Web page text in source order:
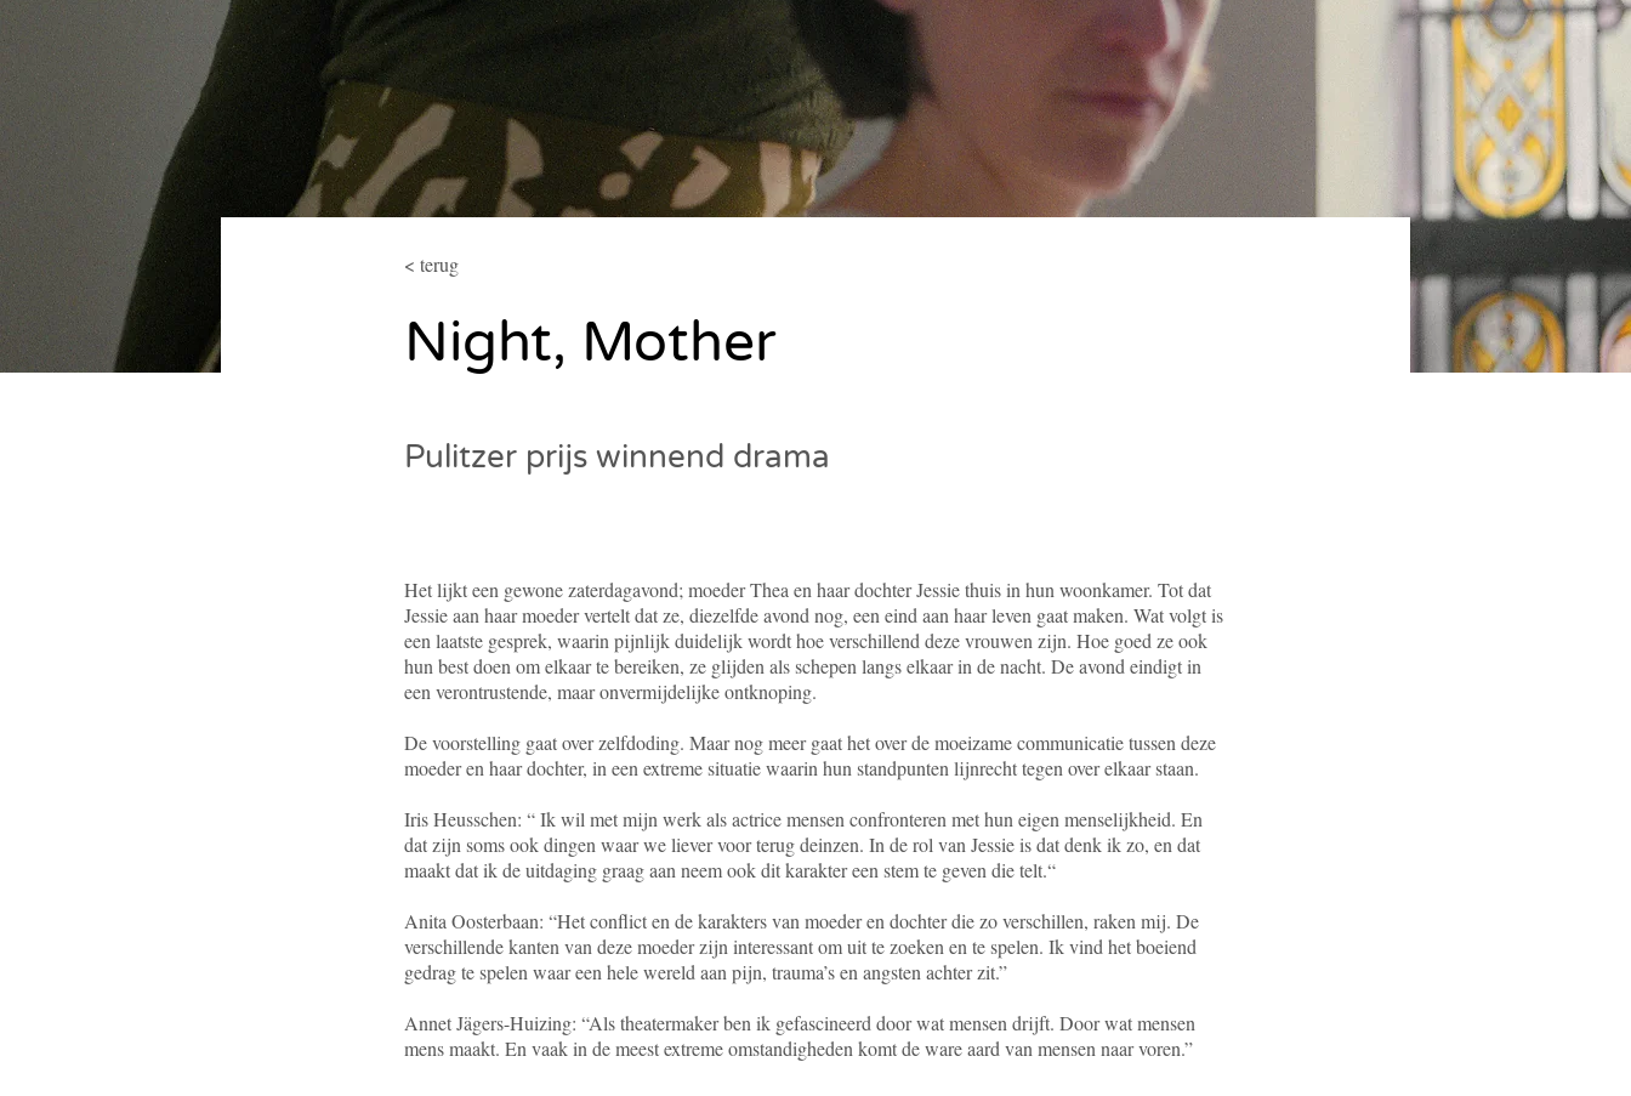
< terug
Night, Mother
Pulitzer prijs winnend drama
Het lijkt een gewone zaterdagavond; moeder Thea en haar dochter Jessie thuis in hun woonkamer. Tot dat
Jessie aan haar moeder vertelt dat ze, diezelfde avond nog, een eind aan haar leven gaat maken. Wat volgt is
een laatste gesprek, waarin pijnlijk duidelijk wordt hoe verschillend deze vrouwen zijn. Hoe goed ze ook
hun best doen om elkaar te bereiken, ze glijden als schepen langs elkaar in de nacht. De avond eindigt in
een verontrustende, maar onvermijdelijke ontknoping.
De voorstelling gaat over zelfdoding. Maar nog meer gaat het over de moeizame communicatie tussen deze
moeder en haar dochter, in een extreme situatie waarin hun standpunten lijnrecht tegen over elkaar staan.
Iris Heusschen: “ Ik wil met mijn werk als actrice mensen confronteren met hun eigen menselijkheid. En
dat zijn soms ook dingen waar we liever voor terug deinzen. In de rol van Jessie is dat denk ik zo, en dat
maakt dat ik de uitdaging graag aan neem ook dit karakter een stem te geven die telt.“
Anita Oosterbaan: “Het conflict en de karakters van moeder en dochter die zo verschillen, raken mij. De
verschillende kanten van deze moeder zijn interessant om uit te zoeken en te spelen. Ik vind het boeiend
gedrag te spelen waar een hele wereld aan pijn, trauma’s en angsten achter zit.”
Annet Jägers-Huizing: “Als theatermaker ben ik gefascineerd door wat mensen drijft. Door wat mensen
mens maakt. En vaak in de meest extreme omstandigheden komt de ware aard van mensen naar voren.”